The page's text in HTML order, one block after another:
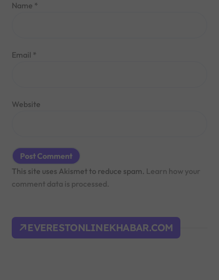
Name *
Email *
Website
This site uses Akismet to reduce spam. Learn how your
comment data is processed.
EVERESTONLINEKHABAR.COM